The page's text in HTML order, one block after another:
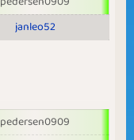
janleo52
pedersen0909